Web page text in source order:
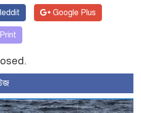
Google Plus
Print